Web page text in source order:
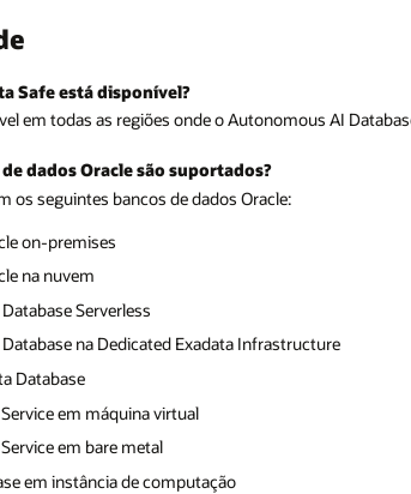
Safe está disponível?
em todas as regiões onde o Autonomous AI
dados Oracle são suportados?
os seguintes bancos de dados Oracle:
on-premises
na nuvem
Serverless
na Dedicated Exadata Infrastructure
Database
em máquina virtual
em bare metal
em instância de computação